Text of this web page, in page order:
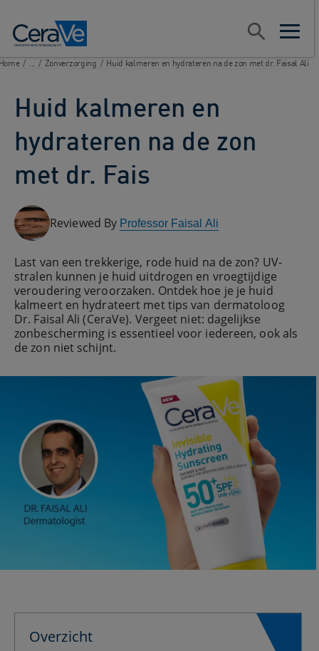
open
open
Zoeken
/ ... / Zonverzorging / Huid kalmeren en hydrateren na de zon met dr. Faisal Ali
Huid kalmeren en
hydrateren na de zon
met dr. Fais
Reviewed By Professor Faisal Ali
Last van een trekkerige, rode huid na de zon? UV-
stralen kunnen je huid uitdrogen en vroegtijdige
veroudering veroorzaken. Ontdek hoe je je huid
kalmeert en hydrateert met tips van dermatoloog
Dr. Faisal Ali (CeraVe). Vergeet niet: dagelijkse
zonbescherming is essentieel voor iedereen, ook als
de zon niet schijnt.
Overzicht